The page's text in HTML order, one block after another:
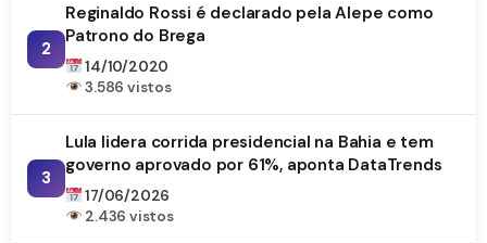
2
Reginaldo Rossi é declarado pela Alepe como
Patrono do Brega
14/10/2020
3.586 vistos
3
Lula lidera corrida presidencial na Bahia e tem
governo aprovado por 61%, aponta DataTrends
17/06/2026
2.436 vistos